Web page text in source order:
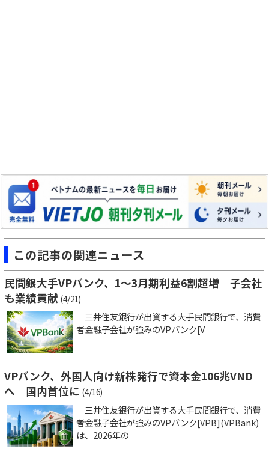
この記事の関連ニュース
民間銀大手VPバンク、1～3月期利益6割超増 子会社
も業績貢献 (4/21)
三井住友銀行が出資する大手民間銀行で、消費
者金融子会社が強みのVPバンク[V
VPバンク、外国人向け新株発行で資本金106兆VND
へ 国内首位に (4/16)
三井住友銀行が出資する大手民間銀行で、消費
者金融子会社が強みのVPバンク[VPB](VPBank)
は、2026年の